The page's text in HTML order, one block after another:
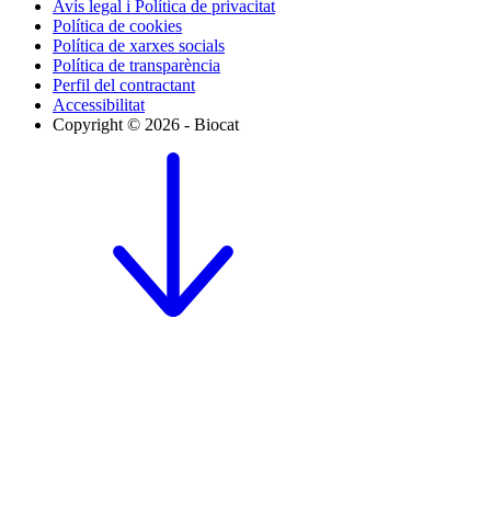
Avís legal i Política de privacitat
Política de cookies
Política de xarxes socials
Política de transparència
Perfil del contractant
Accessibilitat
Copyright © 2026 - Biocat